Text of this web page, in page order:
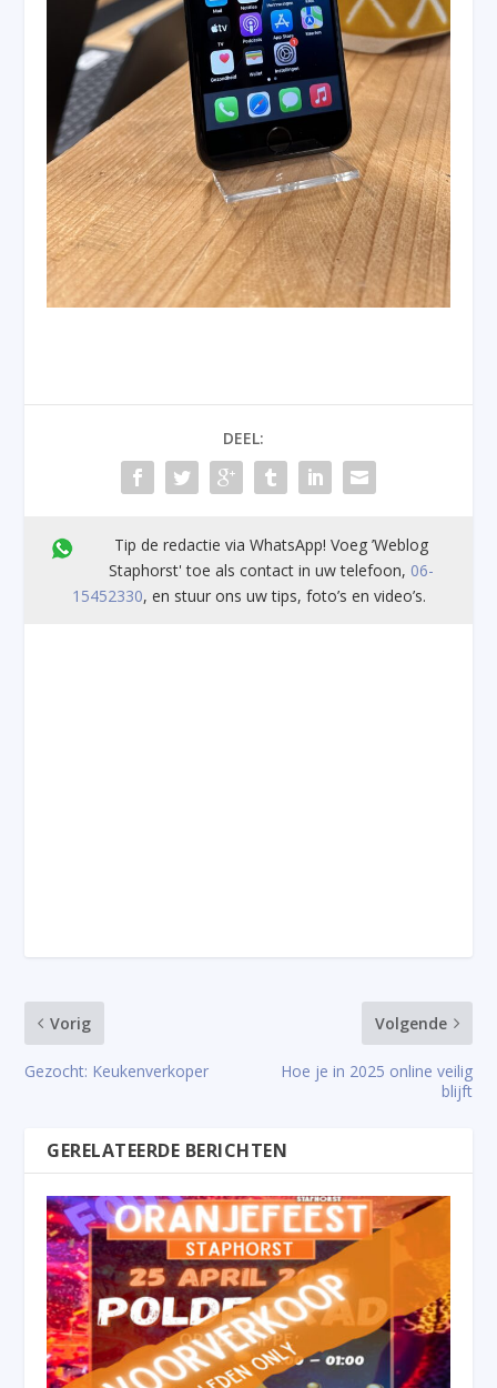
DEEL:
Tip de redactie via WhatsApp! Voeg ’Weblog
Staphorst' toe als contact in uw telefoon, 06-
15452330, en stuur ons uw tips, foto’s en video’s.
Vorig
Gezocht: Keukenverkoper
Volgende
Hoe je in 2025 online veilig
blijft
GERELATEERDE BERICHTEN